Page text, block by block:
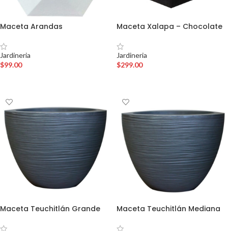
Maceta Arandas
Jardineria
$99.00
Maceta Xalapa – Chocolate
Jardineria
$299.00
Maceta Teuchitlán Grande Maceta Teuchitlán Mediana